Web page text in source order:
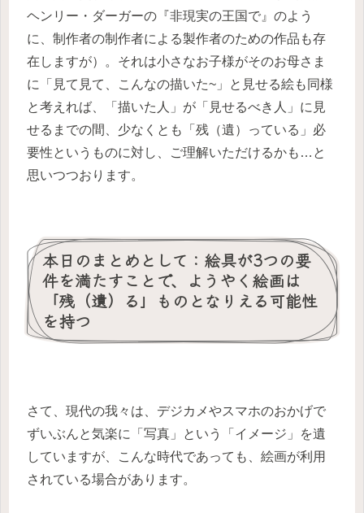
ヘンリー・ダーガーの『非現実の王国で』のよう
に、制作者の制作者による製作者のための作品も存
在しますが）。それは小さなお子様がそのお母さま
に「見て見て、こんなの描いた~」と見せる絵も同様
と考えれば、「描いた人」が「見せるべき人」に見
せるまでの間、少なくとも「残（遺）っている」必
要性というものに対し、ご理解いただけるかも…と
思いつつおります。
本日のまとめとして：絵具が3つの要
件を満たすことで、ようやく絵画は
「残（遺）る」ものとなりえる可能性
を持つ
さて、現代の我々は、デジカメやスマホのおかげで
ずいぶんと気楽に「写真」という「イメージ」を遺
していますが、こんな時代であっても、絵画が利用
されている場合があります。